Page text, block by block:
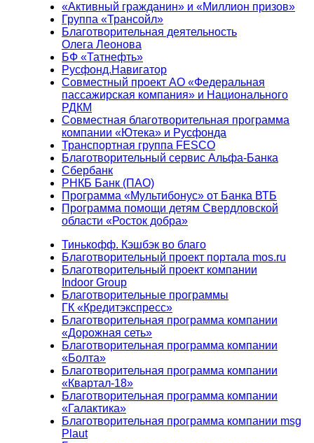
«Активный гражданин» и «Миллион призов»
Группа «Трансойл»
Благотворительная деятельность
Олега Леонова
БФ «Татнефть»
Русфонд.Навигатор
Совместный проект АО «Федеральная
пассажирская компания» и Национального
РДКМ
Совместная благотворительная программа
компании «Ютека» и Русфонда
Транспортная группа FESCO
Благотворительный сервис Альфа-Банка
Сбербанк
РНКБ Банк (ПАО)
Программа «Мультибонус» от Банка ВТБ
Программа помощи детям Свердловской
области «Росток добра»
Тинькофф. Кэшбэк во благо
Благотворительный проект портала mos.ru
Благотворительный проект компании
Indoor Group
Благотворительные программы
ГК «Кредитэкспресс»
Благотворительная программа компании
«Дорожная сеть»
Благотворительная программа компании
«Болта»
Благотворительная программа компании
«Квартал-18»
Благотворительная программа компании
«Галактика»
Благотворительная программа компании msg
Plaut